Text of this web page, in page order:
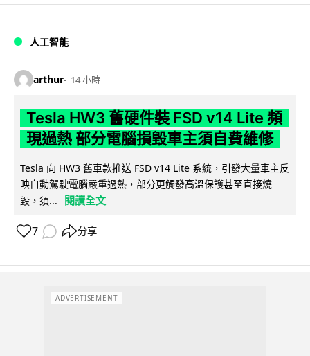
人工智能
arthur 14 小時
Tesla HW3 舊硬件裝 FSD v14 Lite 頻
現過熱 部分電腦損毀車主須自費維修
Tesla 向 HW3 舊車款推送 FSD v14 Lite 系統，引發大量車主反
映自動駕駛電腦嚴重過熱，部分更觸發高溫保護甚至直接燒
毀，須...
閱讀全文
7 分享
ADVERTISEMENT